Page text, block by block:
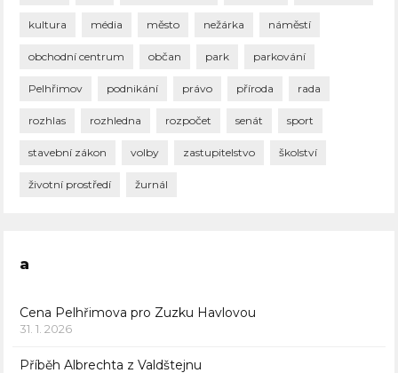
kultura média město nežárka náměstí
obchodní centrum občan park parkování
Pelhřimov podnikání právo příroda rada
rozhlas rozhledna rozpočet senát sport
stavební zákon volby zastupitelstvo školství
životní prostředí žurnál
a
Cena Pelhřimova pro Zuzku Havlovou
31. 1. 2026
Příběh Albrechta z Valdštejnu